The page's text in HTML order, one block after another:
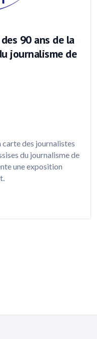
90 ans de la
journalisme de
carte des journalistes
du journalisme de
une exposition